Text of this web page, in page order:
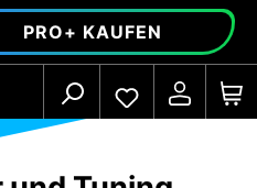
PRO+ KAUFEN